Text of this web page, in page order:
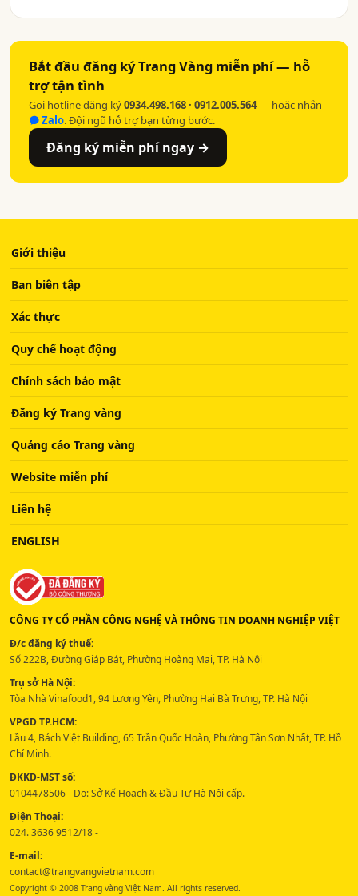
Bắt đầu đăng ký Trang Vàng miễn phí — hỗ
trợ tận tình
Gọi hotline đăng ký0934.498.168 · 0912.005.564— hoặc nhắn
Zalo. Đội ngũ hỗ trợ bạn từng bước.
Đăng ký miễn phí ngay →
Giới thiệu
Ban biên tập
Xác thực
Quy chế hoạt động
Chính sách bảo mật
Đăng ký Trang vàng
Quảng cáo Trang vàng
Website miễn phí
Liên hệ
ENGLISH
CÔNG TY CỔ PHẦN CÔNG NGHỆ VÀ THÔNG TIN DOANH NGHIỆP VIỆT
Đ/c đăng ký thuế:
Số 222B, Đường Giáp Bát, Phường Hoàng Mai, TP. Hà Nội
Trụ sở Hà Nội:
Tòa Nhà Vinafood1, 94 Lương Yên, Phường Hai Bà Trưng, TP. Hà Nội
VPGD TP.HCM:
Lầu 4, Bách Việt Building, 65 Trần Quốc Hoàn, Phường Tân Sơn Nhất, TP. Hồ
Chí Minh.
ĐKKD-MST số:
0104478506 - Do: Sở Kế Hoạch & Đầu Tư Hà Nội cấp.
Điện Thoại:
024. 3636 9512/18 -
E-mail:
contact@trangvangvietnam.com
Copyright © 2008 Trang vàng Việt Nam. All rights reserved.